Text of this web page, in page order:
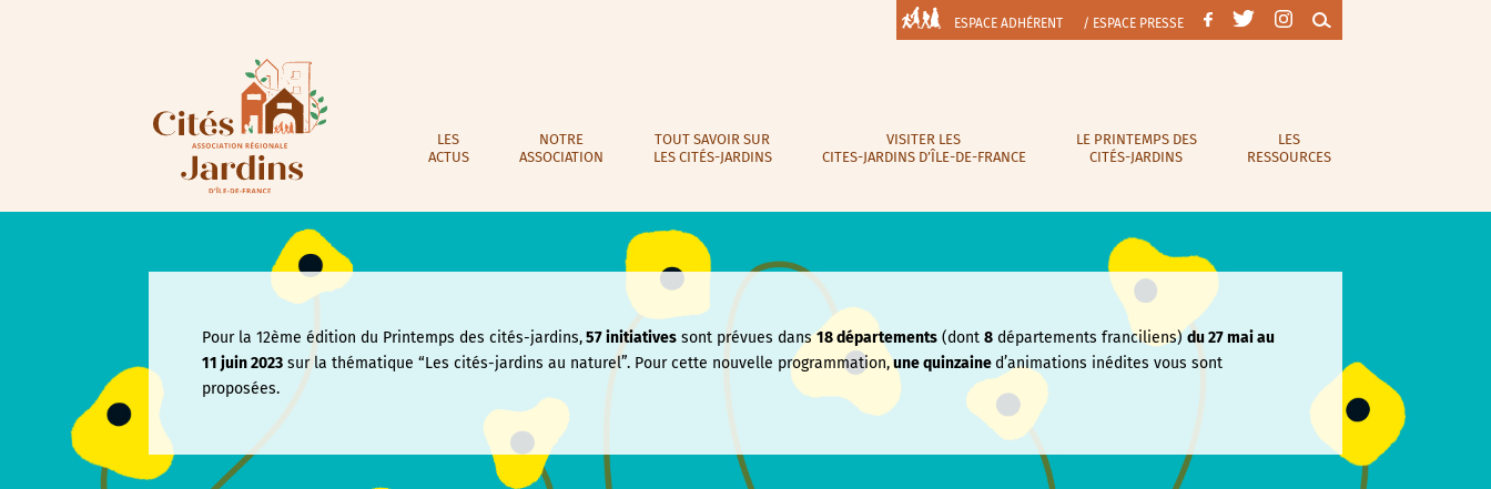
ESPACE ADHÉRENT / ESPACE PRESSE
LES
ACTUS
NOTRE
ASSOCIATION
TOUT SAVOIR SUR
LES CITÉS-JARDINS
VISITER LES
CITES-JARDINS D’ÎLE-DE-FRANCE
LE PRINTEMPS DES
CITÉS-JARDINS
LES
RESSOURCES
Pour la 12ème édition du Printemps des cités-jardins,57 initiatives sont prévues dans18 départements (dont8 départements franciliens)du 27 mai au
11 juin2023 sur la thématique “Les cités-jardins au naturel”. Pour cette nouvelle programmation,une quinzaine d’animations inédites vous sont
proposées.